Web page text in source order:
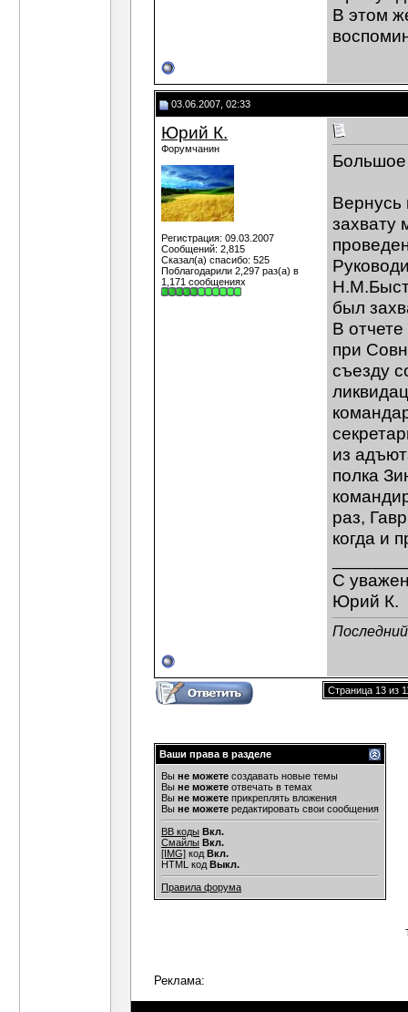
В этом
03.06.2007, 02:33
Юрий К.
Форумчанин
Регистрация: 09.03.2007
Сообщений: 2,815
Сказал(а) спасибо: 525
Поблагодарили 2,297 раз(а) в
1,171 сообщениях
Большое
Вернусь
захвату
был
В
при
съезду
из
полка
раз,
когда и
C
Юрий К.
Страница 13 из
Ваши права в разделе
Вы не можете создавать новые темы
Вы не можете отвечать в темах
Вы не можете прикреплять вложения
Вы не можете редактировать свои сообщения
BB коды Вкл.
Смайлы Вкл.
[IMG] код Вкл.
HTML код Выкл.
Правила форума
Реклама: